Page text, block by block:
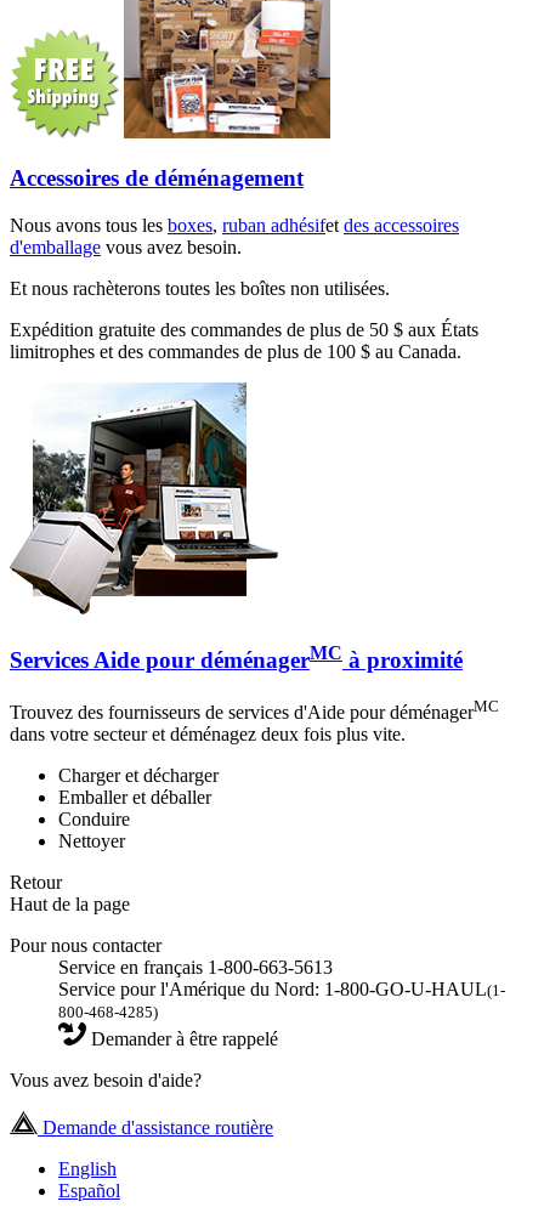
Accessoires de déménagement
Nous avons tous les boxes, ruban adhésifet des accessoires
d'emballage vous avez besoin.
Et nous rachèterons toutes les boîtes non utilisées.
Expédition gratuite des commandes de plus de 50 $ aux États
limitrophes et des commandes de plus de 100 $ au Canada.
Services Aide pour déménagerMC à proximité
Trouvez des fournisseurs de services d'Aide pour déménagerMC
dans votre secteur et déménagez deux fois plus vite.
Charger et décharger
Emballer et déballer
Conduire
Nettoyer
Retour
Haut de la page
Pour nous contacter
Service en français 1-800-663-5613
Service pour l'Amérique du Nord: 1-800-GO-U-HAUL(1-
800-468-4285)
Demander à être rappelé
Vous avez besoin d'aide?
Demande d'assistance routière
English
Español